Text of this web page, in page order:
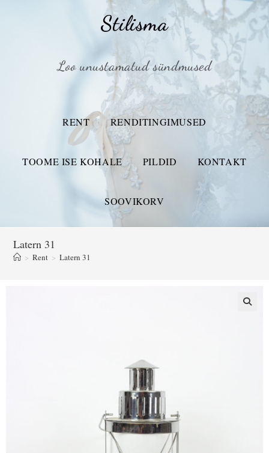
Stilisma
Loo unustamatud sündmused
RENT RENDITINGIMUSED
TOOME ISE KOHALE PILDID KONTAKT
SOOVIKORV
Latern 31
> Rent > Latern 31